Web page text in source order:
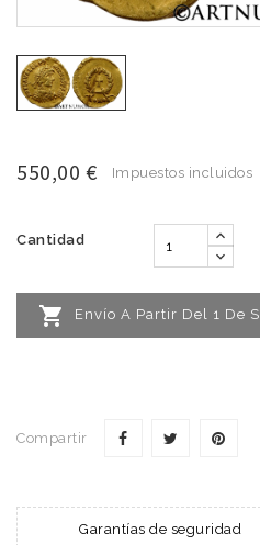
550,00 € Impuestos incluidos
Cantidad
 Envío A Partir Del 1 De
Compartir
Garantías de seguridad